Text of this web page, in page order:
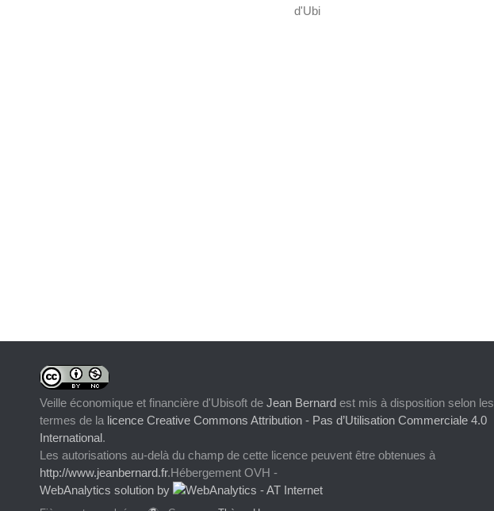
d'Ubi
Veille économique et financière d'Ubisoft de Jean Bernard est mis à disposition selon les
termes de la licence Creative Commons Attribution - Pas d’Utilisation Commerciale 4.0
International.
Les autorisations au-delà du champ de cette licence peuvent être obtenues à
http://www.jeanbernard.fr.Hébergement OVH -
WebAnalytics solution by